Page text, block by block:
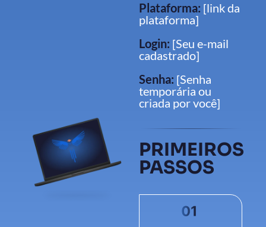
Plataforma: [link da
plataforma]
Login: [Seu e-mail
cadastrado]
Senha: [Senha
temporária ou
criada por você]
PRIMEIROS
PASSOS